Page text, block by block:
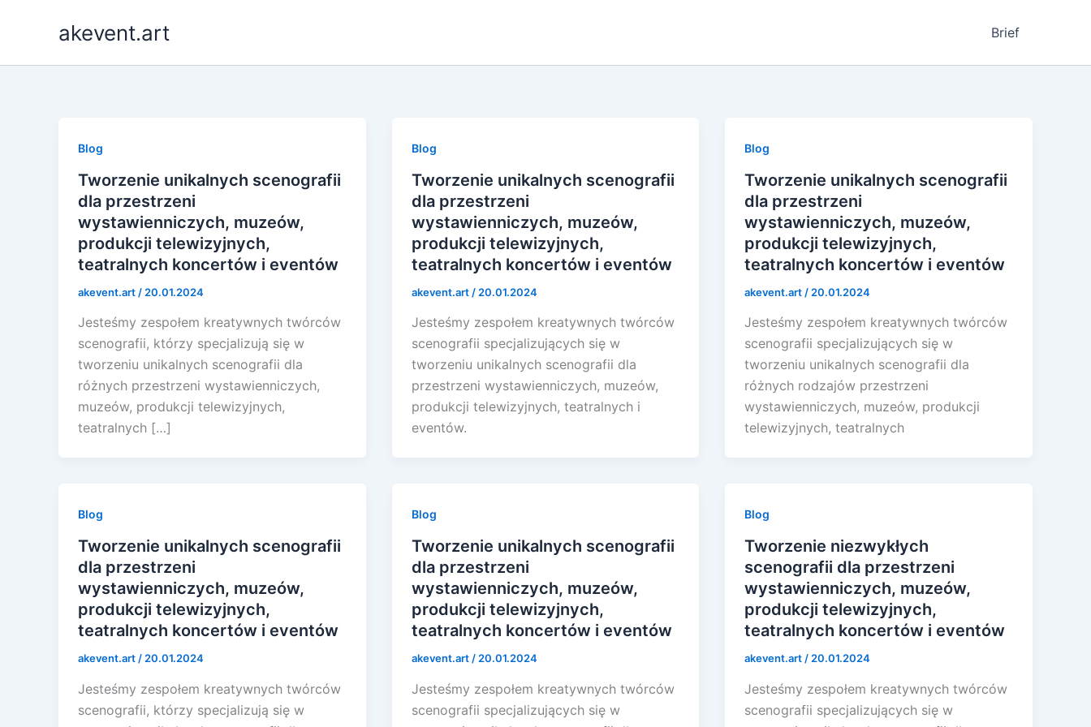
akevent.art Brief
Blog
Tworzenie unikalnych scenografii
dla przestrzeni
wystawienniczych, muzeów,
produkcji telewizyjnych,
teatralnych koncertów i eventów
akevent.art / 20.01.2024
Jesteśmy zespołem kreatywnych twórców
scenografii, którzy specjalizują się w
tworzeniu unikalnych scenografii dla
różnych przestrzeni wystawienniczych,
muzeów, produkcji telewizyjnych,
teatralnych […]
Blog
Tworzenie unikalnych scenografii
dla przestrzeni
wystawienniczych, muzeów,
produkcji telewizyjnych,
teatralnych koncertów i eventów
akevent.art / 20.01.2024
Jesteśmy zespołem kreatywnych twórców
scenografii specjalizujących się w
tworzeniu unikalnych scenografii dla
przestrzeni wystawienniczych, muzeów,
produkcji telewizyjnych, teatralnych i
eventów.
Blog
Tworzenie unikalnych scenografii
dla przestrzeni
wystawienniczych, muzeów,
produkcji telewizyjnych,
teatralnych koncertów i eventów
akevent.art / 20.01.2024
Jesteśmy zespołem kreatywnych twórców
scenografii specjalizujących się w
tworzeniu unikalnych scenografii dla
różnych rodzajów przestrzeni
wystawienniczych, muzeów, produkcji
telewizyjnych, teatralnych
Blog
Tworzenie unikalnych scenografii
dla przestrzeni
wystawienniczych, muzeów,
produkcji telewizyjnych,
teatralnych koncertów i eventów
akevent.art / 20.01.2024
Jesteśmy zespołem kreatywnych twórców
scenografii, którzy specjalizują się w
Blog
Tworzenie unikalnych scenografii
dla przestrzeni
wystawienniczych, muzeów,
produkcji telewizyjnych,
teatralnych koncertów i eventów
akevent.art / 20.01.2024
Jesteśmy zespołem kreatywnych twórców
scenografii specjalizujących się w
Blog
Tworzenie niezwykłych
scenografii dla przestrzeni
wystawienniczych, muzeów,
produkcji telewizyjnych,
teatralnych koncertów i eventów
akevent.art / 20.01.2024
Jesteśmy zespołem kreatywnych twórców
scenografii specjalizujących się w